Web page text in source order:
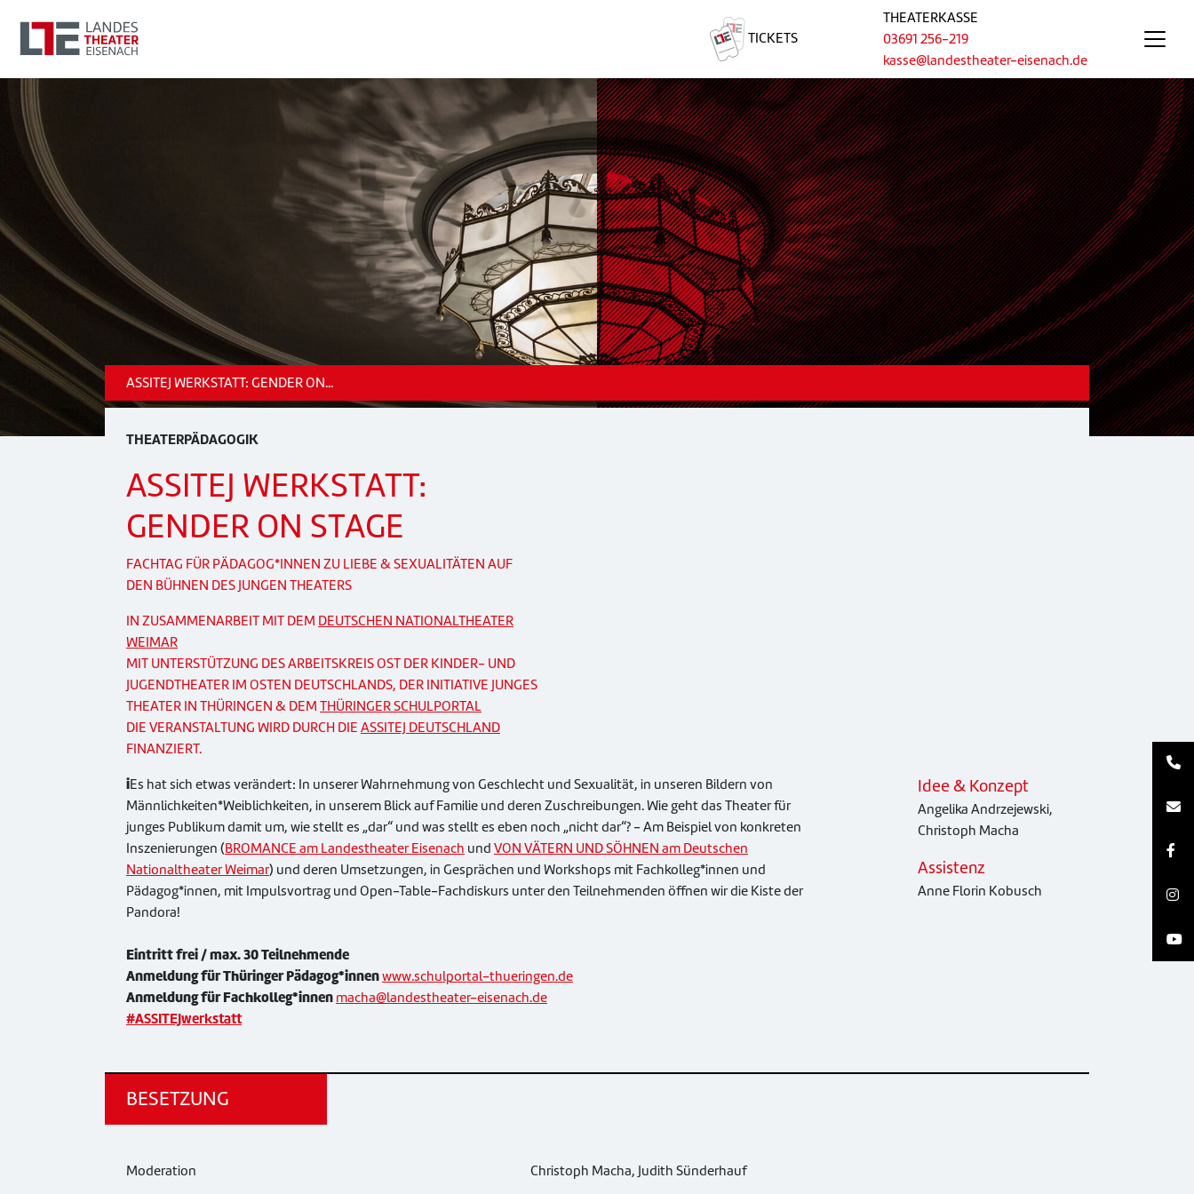
TICKETS
THEATERKASSE
03691 256-219
kasse@landestheater-eisenach.de
ASSITEJ WERKSTATT: GENDER ON...
THEATERPÄDAGOGIK
ASSITEJ WERKSTATT:
GENDER ON STAGE
FACHTAG FÜR PÄDAGOG*INNEN ZU LIEBE & SEXUALITÄTEN AUF
DEN BÜHNEN DES JUNGEN THEATERS
IN ZUSAMMENARBEIT MIT DEM DEUTSCHEN NATIONALTHEATER
WEIMAR
MIT UNTERSTÜTZUNG DES ARBEITSKREIS OST DER KINDER- UND
JUGENDTHEATER IM OSTEN DEUTSCHLANDS, DER INITIATIVE JUNGES
THEATER IN THÜRINGEN & DEM THÜRINGER SCHULPORTAL
DIE VERANSTALTUNG WIRD DURCH DIE ASSITEJ DEUTSCHLAND
FINANZIERT.
iEs hat sich etwas verändert: In unserer Wahrnehmung von Geschlecht und Sexualität, in unseren Bildern von
Männlichkeiten*Weiblichkeiten, in unserem Blick auf Familie und deren Zuschreibungen. Wie geht das Theater für
junges Publikum damit um, wie stellt es „dar“ und was stellt es eben noch „nicht dar“? - Am Beispiel von konkreten
Inszenierungen (BROMANCE am Landestheater Eisenach und VON VÄTERN UND SÖHNEN am Deutschen
Nationaltheater Weimar) und deren Umsetzungen, in Gesprächen und Workshops mit Fachkolleg*innen und
Pädagog*innen, mit Impulsvortrag und Open-Table-Fachdiskurs unter den Teilnehmenden öffnen wir die Kiste der
Pandora!
Eintritt frei / max. 30 Teilnehmende
Anmeldung für Thüringer Pädagog*innenwww.schulportal-thueringen.de
Anmeldung für Fachkolleg*innen macha@landestheater-eisenach.de
#ASSITEJwerkstatt
Idee & Konzept
Angelika Andrzejewski,
Christoph Macha
Assistenz
Anne Florin Kobusch
BESETZUNG
Moderation
Christoph Macha, Judith Sünderhauf